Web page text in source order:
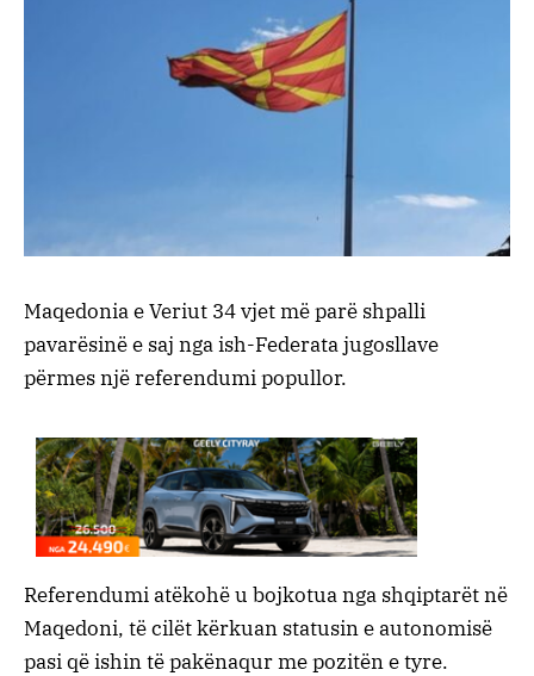
Maqedonia e Veriut 34 vjet më parë shpalli
pavarësinë e saj nga ish-Federata jugosllave
përmes një referendumi popullor.
Referendumi atëkohë u bojkotua nga shqiptarët në
Maqedoni, të cilët kërkuan statusin e autonomisë
pasi që ishin të pakënaqur me pozitën e tyre.